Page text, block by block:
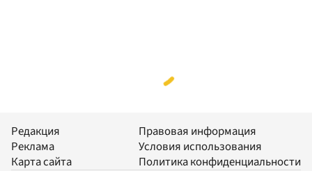
Редакция
Реклама
Карта сайта
Правовая информация
Условия использования
Политика конфиденциальности